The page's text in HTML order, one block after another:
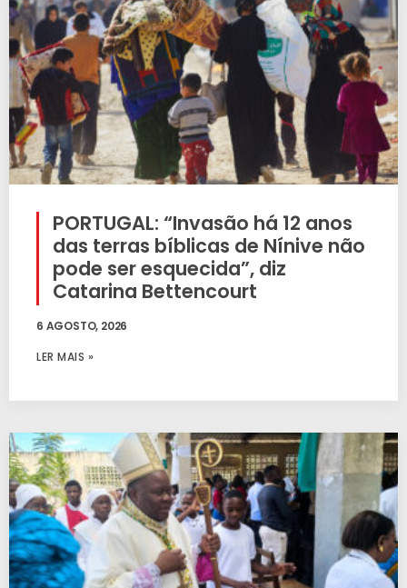
PORTUGAL: “Invasão há 12 anos
das terras bíblicas de Nínive não
pode ser esquecida”, diz
Catarina Bettencourt
6 AGOSTO, 2026
LER MAIS »